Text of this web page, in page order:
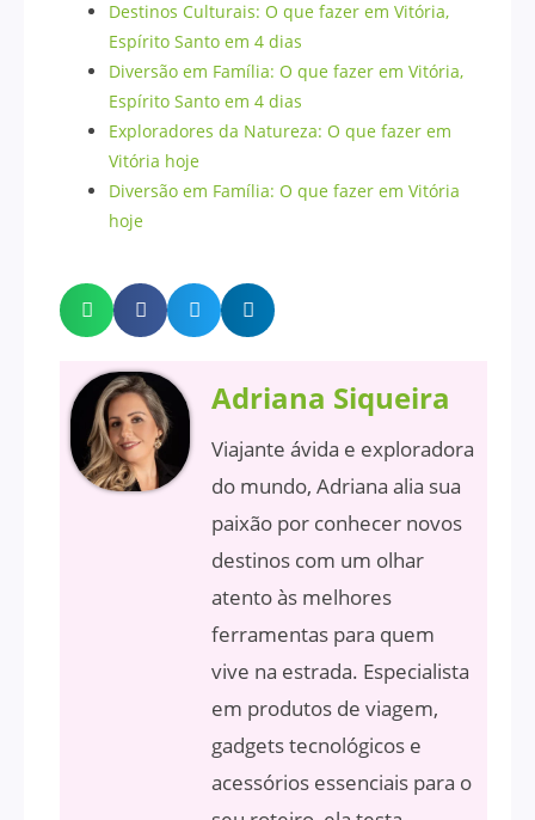
Destinos Culturais: O que fazer em Vitória,
Espírito Santo em 4 dias
Diversão em Família: O que fazer em Vitória,
Espírito Santo em 4 dias
Exploradores da Natureza: O que fazer em
Vitória hoje
Diversão em Família: O que fazer em Vitória
hoje
Adriana Siqueira
Viajante ávida e exploradora
do mundo, Adriana alia sua
paixão por conhecer novos
destinos com um olhar
atento às melhores
ferramentas para quem
vive na estrada. Especialista
em produtos de viagem,
gadgets tecnológicos e
acessórios essenciais para o